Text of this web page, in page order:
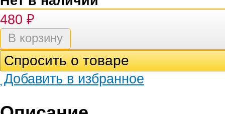
480 ₽
Спросить о товаре
Добавить в избранное